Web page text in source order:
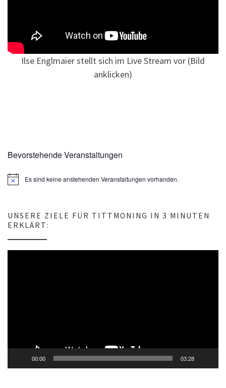
Ilse Englmaier stellt sich im Live Stream vor (Bild
anklicken)
Bevorstehende Veranstaltungen
H
e
i
s
Es sind keine anstehenden Veranstaltungen vorhanden.
UNSERE ZIELE FÜR TITTMONING IN 3 MINUTEN
ERKLÄRT:
00:00 03:28